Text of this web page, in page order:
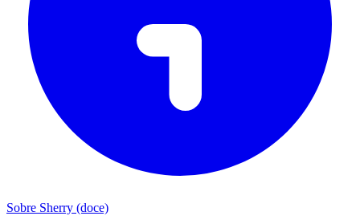
Sobre Sherry (doce)